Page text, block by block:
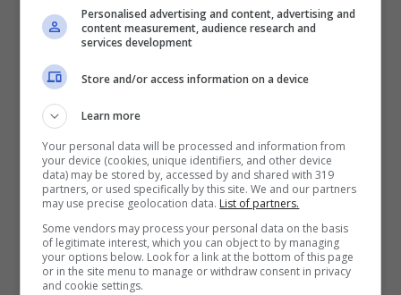
Moda poiché coinvolta nel plagio dell’abito di
Gianlorenzo Botteri. Rosa Camilli, invece, ha
deciso di dedicarsi alla carriera giornalistica,
licenziandosi dal Paradiso per entrare nella
redazione dell’Eco della Sera, il giornale edito
da Tancredi.
Successivamente, la ragazza aveva scoperto
che Tancredi aveva chiesto a Rita di rubare il
bozzetto di Botteri e la cosa l’aveva sconvolta
Personalised advertising and content, advertising and
content measurement, audience research and
services development
Store and/or access information on a device
Learn more
Your personal data will be processed and information from
your device (cookies, unique identifiers, and other device
data) may be stored by, accessed by and shared with 319
partners, or used specifically by this site. We and our partners
may use precise geolocation data. List of partners.
Some vendors may process your personal data on the basis
of legitimate interest, which you can object to by managing
your options below. Look for a link at the bottom of this page
or in the site menu to manage or withdraw consent in privacy
and cookie settings.